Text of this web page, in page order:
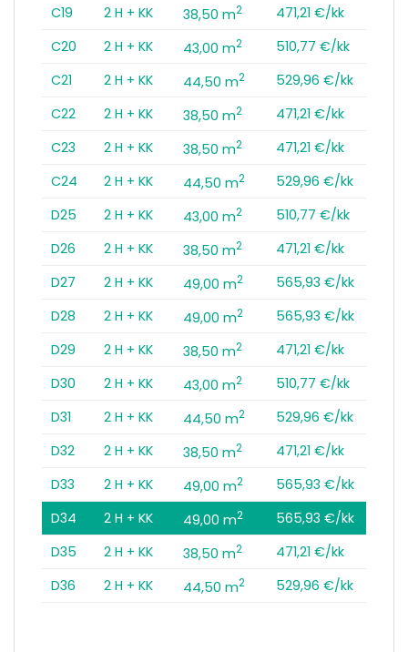
C19
2 H + KK 38,50 m2
471,21 €/kk
C20
2 H + KK 43,00 m2
510,77 €/kk
C21
2 H + KK 44,50 m2
529,96 €/kk
C22
2 H + KK 38,50 m2
471,21 €/kk
C23
2 H + KK 38,50 m2
471,21 €/kk
C24
2 H + KK 44,50 m2
529,96 €/kk
D25
2 H + KK 43,00 m2
510,77 €/kk
D26
2 H + KK 38,50 m2
471,21 €/kk
D27
2 H + KK 49,00 m2
565,93 €/kk
D28
2 H + KK 49,00 m2
565,93 €/kk
D29
2 H + KK 38,50 m2
471,21 €/kk
D30
2 H + KK 43,00 m2
510,77 €/kk
D31
2 H + KK 44,50 m2
529,96 €/kk
D32
2 H + KK 38,50 m2
471,21 €/kk
D33
2 H + KK 49,00 m2
565,93 €/kk
D34
2 H + KK 49,00 m2
565,93 €/kk
D35
2 H + KK 38,50 m2
471,21 €/kk
D36
2 H + KK 44,50 m2 529,96 €/kk